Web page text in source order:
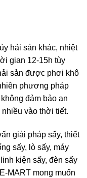
hải sản khác, nhiệt
gian 12-15h tùy
sản được phơi khô
phương pháp
đảm bảo an
vào thời tiết.
giải pháp sấy, thiết
sấy, lò sấy, máy
kiện sấy, đèn sấy
MART mong muốn